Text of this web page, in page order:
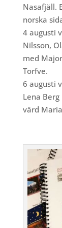
Nasafjäll.
norska
4 augusti
Nilsson,
med
Torfve.
6 augusti
Lena
värd